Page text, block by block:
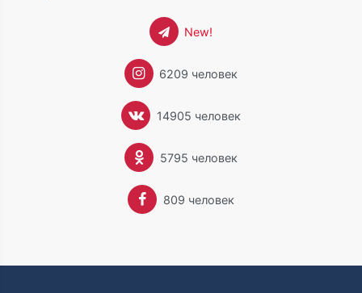
New!
6209 человек
14905 человек
5795 человек
809 человек